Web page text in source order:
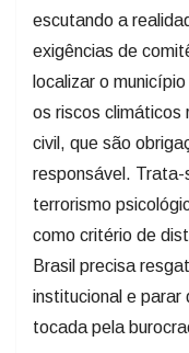
escutando a
exigências de
localizar o
os riscos climáticos
civil, que são
responsável.
terrorismo
como critério de
Brasil precisa
institucional e parar
tocada pela